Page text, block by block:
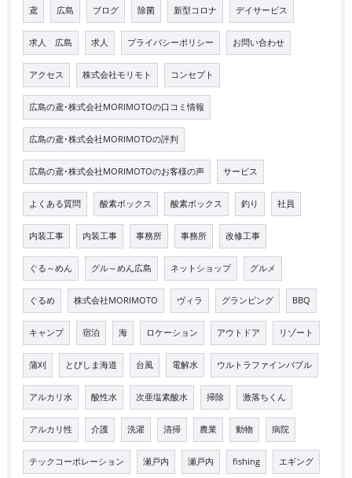
鳶 広島 ブログ 除菌 新型コロナ デイサービス
求人 広島 求人 プライバシーポリシー お問い合わせ
アクセス 株式会社モリモト コンセプト
広島の鳶･株式会社MORIMOTOの口コミ情報
広島の鳶･株式会社MORIMOTOの評判
広島の鳶･株式会社MORIMOTOのお客様の声 サービス
よくある質問 酸素ボックス 酸素ボックス 釣り 社員
内装工事 内装工事 事務所 事務所 改修工事
ぐる～めん グル～めん広島 ネットショップ グルメ
ぐるめ 株式会社MORIMOTO ヴィラ グランピング BBQ
キャンプ 宿泊 海 ロケーション アウトドア リゾート
蒲刈 とびしま海道 台風 電解水 ウルトラファインバブル
アルカリ水 酸性水 次亜塩素酸水 掃除 激落ちくん
アルカリ性 介護 洗濯 清掃 農業 動物 病院
テックコーポレーション 瀬戸内 瀬戸内 fishing エギング